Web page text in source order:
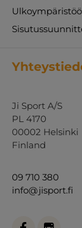
Ji Sport A/S
PL 4170
00002 Helsinki
Finland
09 710 380
info@jisport.fi